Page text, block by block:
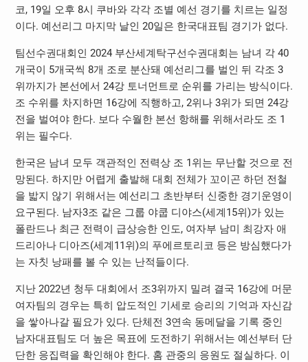
코, 19일 오후 8시 쿠바와 각각 조별 예선 경기를 치르는 일정
이다. 예선리그 마지막 날인 20일은 한국대표팀 경기가 없다.
팀선수권대회인 2024 부산세계탁구선수권대회는 남녀 각 40
개국이 5개국씩 8개 조로 분산돼 예선리그를 벌인 뒤 각조 3
위까지가 본선에서 24강 토너먼트로 순위를 가리는 방식이다.
조 수위를 차지하면 16강에 직행하고, 2위나 3위가 되면 24강
전을 벌여야 한다. 보다 수월한 본선 항해를 위해서라도 조 1
위는 필수다.
한국은 남녀 모두 객관적인 전력상 조 1위는 무난할 것으로 전
망된다. 하지만 어렵게 출발해 대회 전체가 꼬이곤 하던 전철
을 밟지 않기 위해서는 예선리그 초반부터 신중한 경기운영이
요구된다. 남자3조 같은 그룹 야쿱 디야스(세계15위)가 있는
폴란드나 최근 전력이 급상승한 인도, 여자부 남미 최강자 애
드리아나 디아즈(세계11위)의 푸에르토리코 등은 방심했다가
는 자칫 낭패를 볼 수 있는 난적들이다.
지난 2022년 청두 대회에서 조3위까지 밀려 결국 16강에 머문
여자팀의 경우는 특히 압도적인 기세로 승리의 기억과 자신감
을 쌓아나갈 필요가 있다. 단체전 3연속 동메달을 기록 중인
남자대표팀도 더 높은 목표에 도전하기 위해서는 예선부터 단
단한 응집력을 확인해야 한다. 홈 관중의 응원도 절실하다. 이